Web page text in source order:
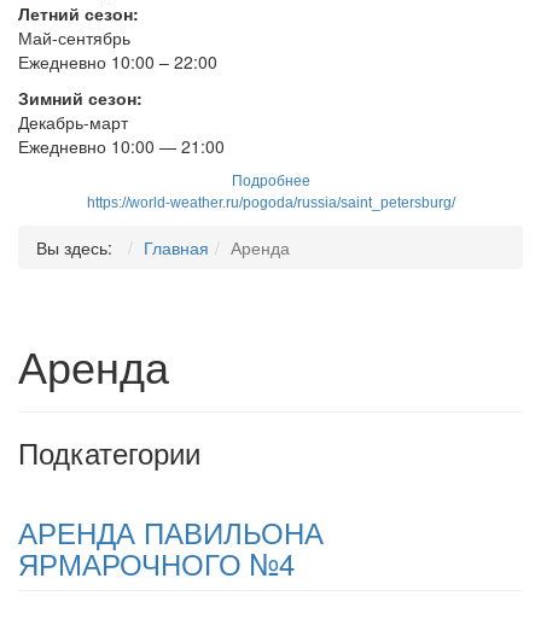
Летний сезон:
Май-сентябрь
Ежедневно 10:00 – 22:00
Зимний сезон:
Декабрь-март
Ежедневно 10:00 — 21:00
Подробнее
https://world-weather.ru/pogoda/russia/saint_petersburg/
Вы здесь: Главная Аренда
Аренда
Подкатегории
АРЕНДА ПАВИЛЬОНА
ЯРМАРОЧНОГО №4